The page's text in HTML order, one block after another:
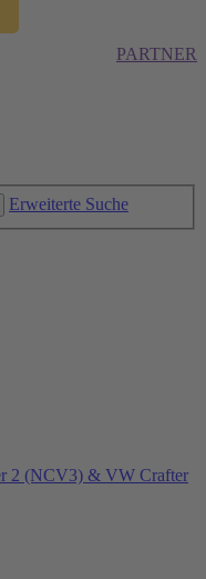
PARTNER
Erweiterte Suche
2 (NCV3) & VW Crafter